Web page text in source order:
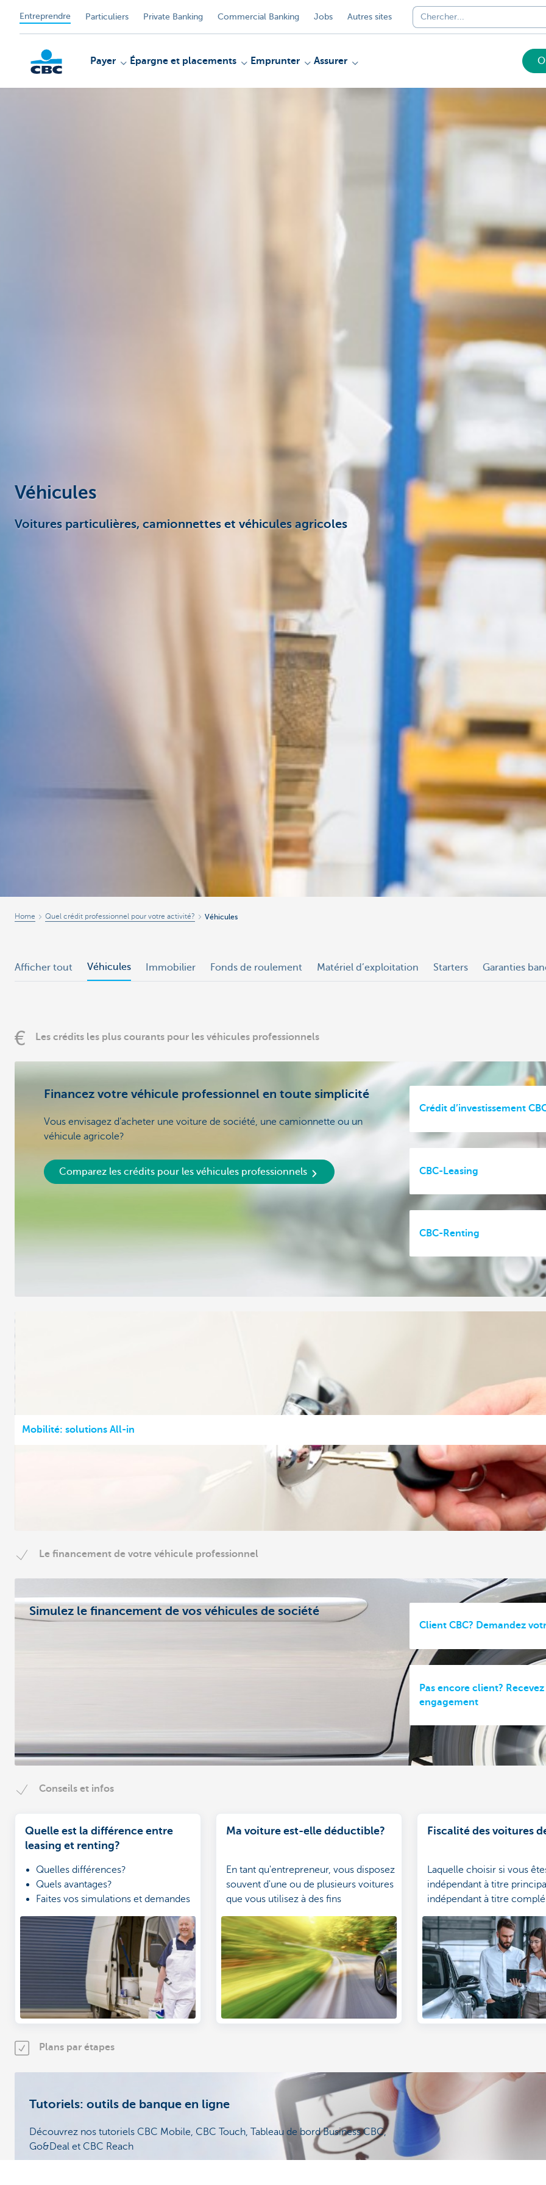
Entreprendre Particuliers Private Banking Commercial Banking Jobs Autres sites
Payer Épargne et placements Emprunter Assurer
Véhicules
Voitures particulières, camionnettes et véhicules agricoles
Home Quel crédit professionnel pour votre activité? Véhicules
Afficher tout Véhicules Immobilier Fonds de roulement Matériel d’exploitation Starters Garanties
Les crédits les plus courants pour les véhicules professionnels
Financez votre véhicule professionnel en toute simplicité
Vous envisagez d’acheter une voiture de société, une camionnette ou un
véhicule agricole?
Comparez les crédits pour les véhicules professionnels
Crédit d’investissement
CBC-Leasing
CBC-Renting
Mobilité: solutions All-in
Le financement de votre véhicule professionnel
Simulez le financement de vos véhicules de société
Client CBC? Demandez
Pas encore client?
engagement
Conseils et infos
Quelle est la différence entre
leasing et renting?
Quelles différences?
Quels avantages?
Faites vos simulations et demandes
en ligne.
Ma voiture est-elle déductible?
En tant qu'entrepreneur, vous disposez
souvent d'une ou de plusieurs voitures
que vous utilisez à des fins
professionnelles. Saviez-vous que
vous pouvez déduire une grande partie
de vos frais de voiture de vos impôts?
Vous pouvez généralement déduire
ces frais à hauteur de 75%. Il existe
cependant quelques règles spécifiques
en matière de déductibilité fiscale des
voitures pour les entreprises
Fiscalité des voitures
Laquelle choisir si vous
indépendant à titre
indépendant à titre
ou chef d'entreprise?
Plans par étapes
Tutoriels: outils de banque en ligne
Découvrez nos tutoriels CBC Mobile, CBC Touch, Tableau de bord Business CBC,
Go&Deal et CBC Reach